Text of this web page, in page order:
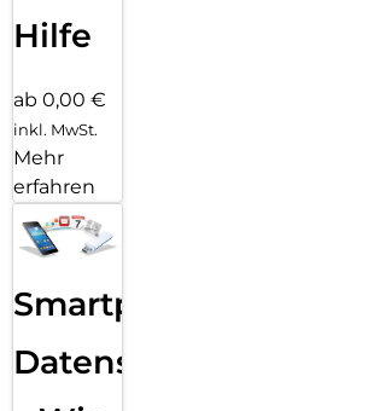
Hilfe
ab 0,00 €
inkl. MwSt.
Mehr
erfahren
Smartphone
Datensicherung